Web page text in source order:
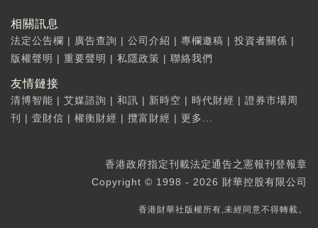
相關訊息
法定公告欄 | 廣告查詢 | 公司介紹 | 專欄邀稿 | 投資者關係 |
版權聲明 | 重要聲明 | 私隱政策 | 聯絡我們
友情鏈接
清博智能 | 艾媒諮詢 | 和訊 | 新時空 | 時代財經 | 證券市場周
刊
| 壹財信 | 權衡財經 | 攬富財經 | 更多...
香港政府指定刊載法定通告之憲報刊登報章
Copyright © 1998 - 2026 財華控股有限公司
香港財華社版權所有,未經同意不得轉載。